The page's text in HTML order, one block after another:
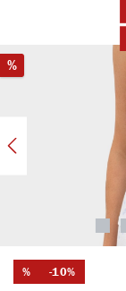
Bildergalerie
%Rabatt
% -10%